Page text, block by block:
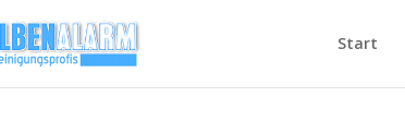
Start